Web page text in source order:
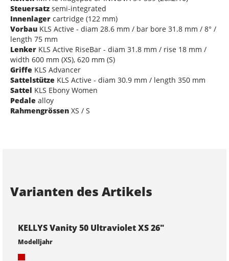
Steuersatz semi-integrated
Innenlager cartridge (122 mm)
Vorbau KLS Active - diam 28.6 mm / bar bore 31.8 mm / 8° /
length 75 mm
Lenker KLS Active RiseBar - diam 31.8 mm / rise 18 mm /
width 600 mm (XS), 620 mm (S)
Griffe KLS Advancer
Sattelstütze KLS Active - diam 30.9 mm / length 350 mm
Sattel KLS Ebony Women
Pedale alloy
Rahmengrössen XS / S
Varianten des Artikels
KELLYS Vanity 50 Ultraviolet XS 26"
Modelljahr